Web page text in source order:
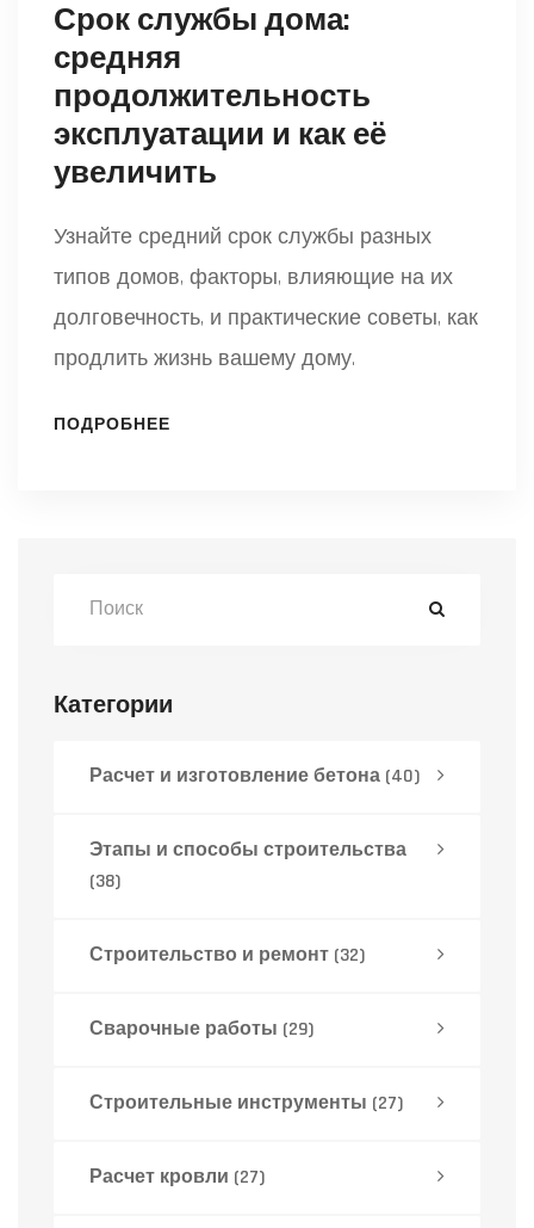
Срок службы дома:
средняя
продолжительность
эксплуатации и как её
увеличить
Узнайте средний срок службы разных
типов домов, факторы, влияющие на их
долговечность, и практические советы, как
продлить жизнь вашему дому.
ПОДРОБНЕЕ
Категории
Расчет и изготовление бетона (40)
Этапы и способы строительства
(38)
Строительство и ремонт (32)
Сварочные работы (29)
Строительные инструменты (27)
Расчет кровли (27)